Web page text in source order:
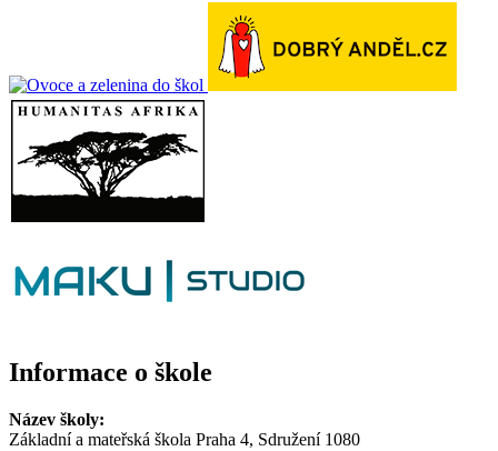
Informace o škole
Název školy:
Základní a mateřská škola Praha 4, Sdružení 1080